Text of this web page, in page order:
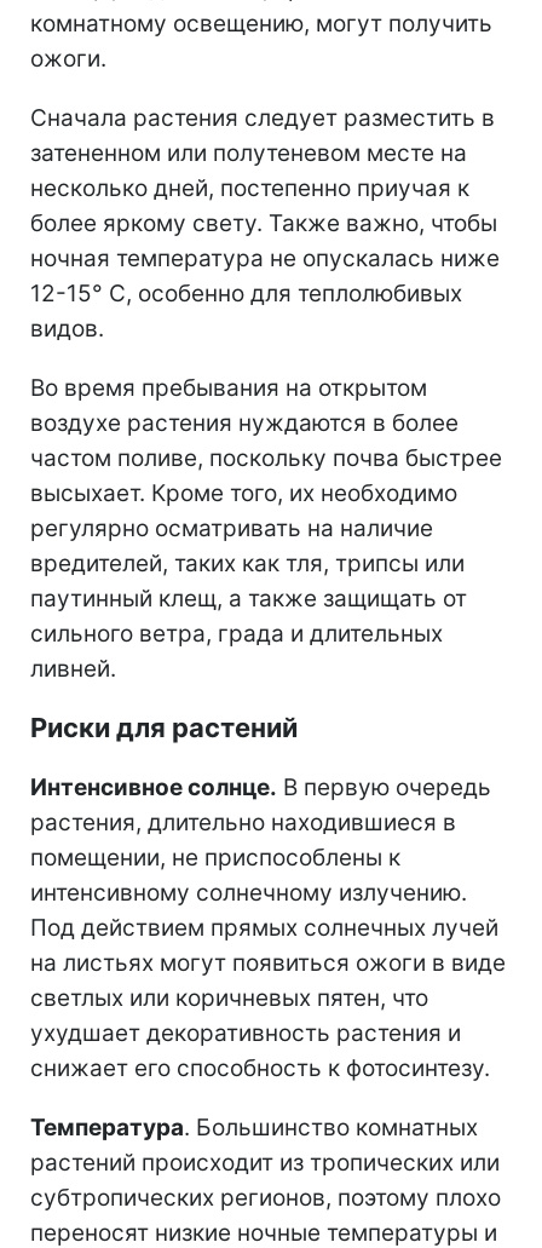
комнатному освещению, могут получить
ожоги.
Сначала растения следует разместить в
затененном или полутеневом месте на
несколько дней, постепенно приучая к
более яркому свету. Также важно, чтобы
ночная температура не опускалась ниже
12-15° C, особенно для теплолюбивых
видов.
Во время пребывания на открытом
воздухе растения нуждаются в более
частом поливе, поскольку почва быстрее
высыхает. Кроме того, их необходимо
регулярно осматривать на наличие
вредителей, таких как тля, трипсы или
паутинный клещ, а также защищать от
сильного ветра, града и длительных
ливней.
Риски для растений
Интенсивное солнце. В первую очередь
растения, длительно находившиеся в
помещении, не приспособлены к
интенсивному солнечному излучению.
Под действием прямых солнечных лучей
на листьях могут появиться ожоги в виде
светлых или коричневых пятен, что
ухудшает декоративность растения и
снижает его способность к фотосинтезу.
Температура. Большинство комнатных
растений происходит из тропических или
субтропических регионов, поэтому плохо
переносят низкие ночные температуры и